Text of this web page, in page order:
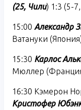
(25, Чили) 1:3 (5-
15:00 Александр
Ватануки
15:30 Карлос
Мюллер
16:30 Кэмерон
Кристофер